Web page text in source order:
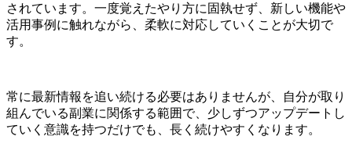
されています。一度覚えたやり方に固執せず、新しい機能や
活用事例に触れながら、柔軟に対応していくことが大切で
す。
常に最新情報を追い続ける必要はありませんが、自分が取り
組んでいる副業に関係する範囲で、少しずつアップデートし
ていく意識を持つだけでも、長く続けやすくなります。